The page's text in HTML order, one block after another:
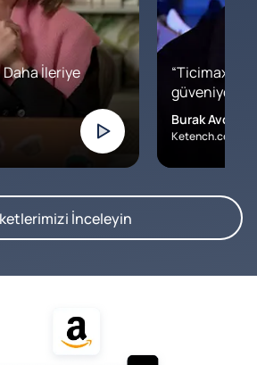
İleriye
“Ticimax'a
Burak Avcılar
Ketench.com –
İnceleyin